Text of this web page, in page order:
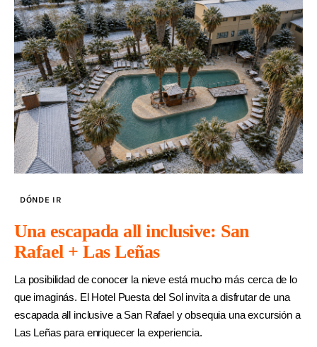
DÓNDE IR
Una escapada all inclusive: San
Rafael + Las Leñas
La posibilidad de conocer la nieve está mucho más cerca de lo
que imaginás. El Hotel Puesta del Sol invita a disfrutar de una
escapada all inclusive a San Rafael y obsequia una excursión a
Las Leñas para enriquecer la experiencia.